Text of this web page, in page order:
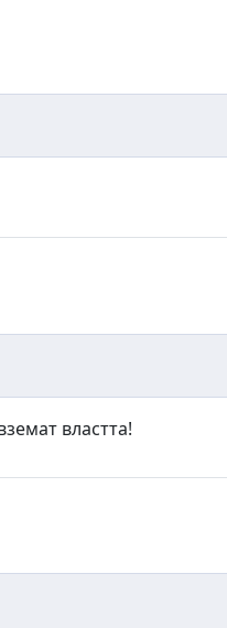
властта!